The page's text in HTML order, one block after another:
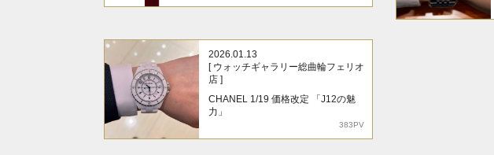
2026.01.13
[ ウォッチギャラリー総曲輪フェリオ
店 ]
CHANEL 1/19 価格改定 「J12の魅
力」
383PV